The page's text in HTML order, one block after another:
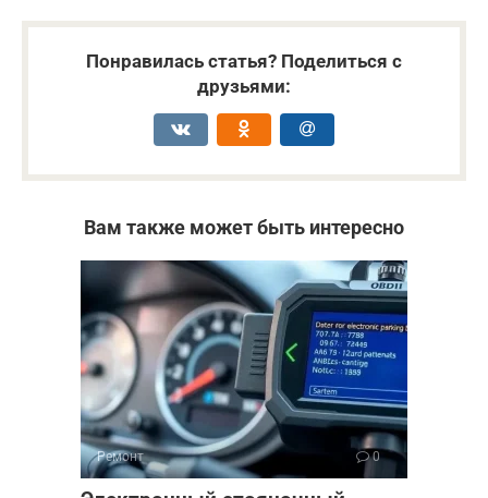
Понравилась статья? Поделиться с
друзьями:
Вам также может быть интересно
Ремонт 0